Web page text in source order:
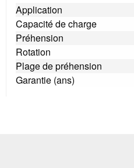
Application
Capacité de charge
Préhension
Rotation
Plage de préhension
Garantie (ans)